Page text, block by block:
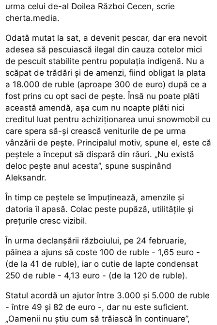
urma celui de-al Doilea Război Cecen, scrie
cherta.media.
Odată mutat la sat, a devenit pescar, dar era nevoit
adesea să pescuiască ilegal din cauza cotelor mici
de pescuit stabilite pentru populația indigenă. Nu a
scăpat de trădări și de amenzi, fiind obligat la plata
a 18.000 de ruble (aproape 300 de euro) după ce a
fost prins cu opt saci de pește. Însă nu poate plăti
această amendă, așa cum nu noapte plăti nici
creditul luat pentru achiziționarea unui snowmobil cu
care spera să-și crească veniturile de pe urma
vânzării de pește. Principalul motiv, spune el, este că
peștele a început să dispară din râuri. „Nu există
deloc pește anul acesta”, spune suspinând
Aleksandr.
În timp ce peștele se împuținează, amenzile și
datoria îl apasă. Colac peste pupăză, utilitățile și
prețurile cresc vizibil.
În urma declanșării războiului, pe 24 februarie,
pâinea a ajuns să coste 100 de ruble - 1,65 euro -
(de la 41 de ruble), iar o cutie de lapte condensat
250 de ruble - 4,13 euro - (de la 120 de ruble).
Statul acordă un ajutor între 3.000 și 5.000 de ruble
- între 49 și 82 de euro -, dar nu este suficient.
„Oamenii nu știu cum să trăiască în continuare”,